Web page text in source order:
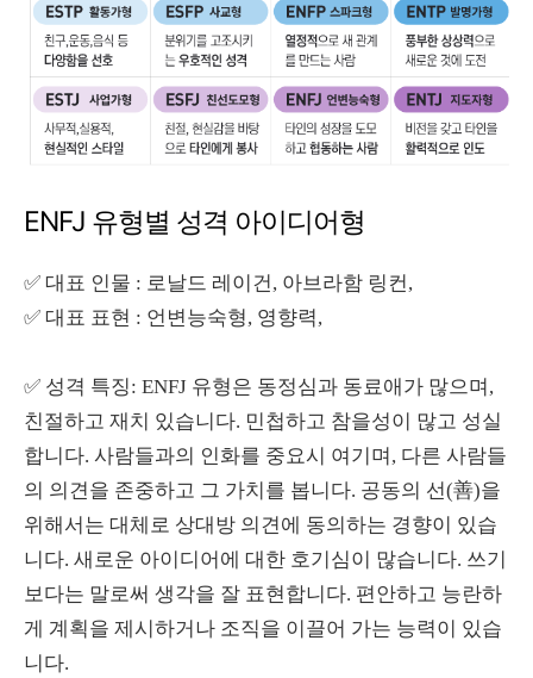
ENFJ 유형별 성격 아이디어형
✅ 대표 인물 : 로날드 레이건, 아브라함 링컨,
✅ 대표 표현 : 언변능숙형, 영향력,
✅ 성격 특징: ENFJ 유형은 동정심과 동료애가 많으며,
친절하고 재치 있습니다. 민첩하고 참을성이 많고 성실
합니다. 사람들과의 인화를 중요시 여기며, 다른 사람들
의 의견을 존중하고 그 가치를 봅니다. 공동의 선(善)을
위해서는 대체로 상대방 의견에 동의하는 경향이 있습
니다. 새로운 아이디어에 대한 호기심이 많습니다. 쓰기
보다는 말로써 생각을 잘 표현합니다. 편안하고 능란하
게 계획을 제시하거나 조직을 이끌어 가는 능력이 있습
니다.